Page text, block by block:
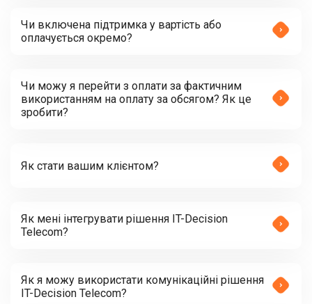
Чи включена підтримка у вартість або
оплачується окремо?
Чи можу я перейти з оплати за фактичним
використанням на оплату за обсягом? Як це
зробити?
Як стати вашим клієнтом?
Як мені інтегрувати рішення IT-Decision
Telecom?
Як я можу використати комунікаційні рішення
IT-Decision Telecom?